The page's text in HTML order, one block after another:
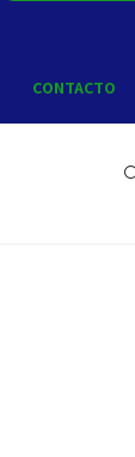
CONTACTO